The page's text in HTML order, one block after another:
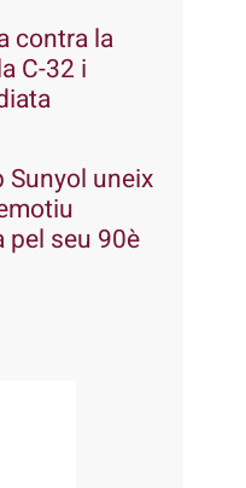
contra la
C-32 i
Sunyol uneix
pel seu 90è